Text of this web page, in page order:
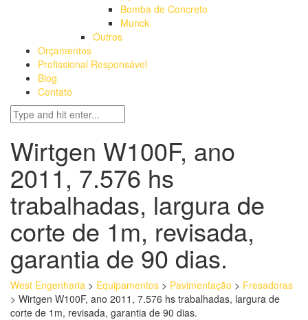
Bomba de Concreto
Munck
Outros
Orçamentos
Profissional Responsável
Blog
Contato
Wirtgen W100F, ano
2011, 7.576 hs
trabalhadas, largura de
corte de 1m, revisada,
garantia de 90 dias.
West Engenharia > Equipamentos > Pavimentação > Fresadoras
> Wirtgen W100F, ano 2011, 7.576 hs trabalhadas, largura de
corte de 1m, revisada, garantia de 90 dias.